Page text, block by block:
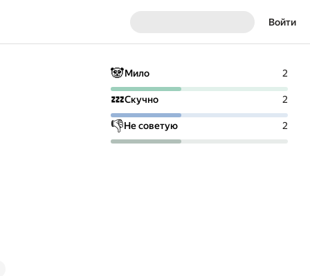
Войти
🐼Мило 2
💤Скучно 2
👎Не советую 2